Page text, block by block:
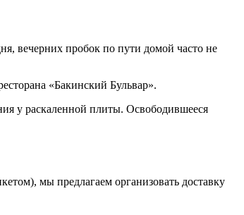
вечерних пробок по пути домой часто не
«Бакинский Бульвар».
у раскаленной плиты. Освободившееся
мы предлагаем организовать доставку